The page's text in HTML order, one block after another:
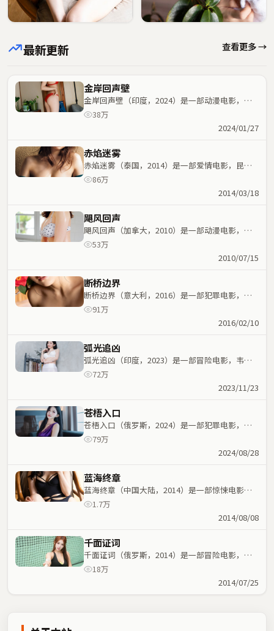
最新更新 查看更多 →
金岸回声壁
金岸回声壁（印度，2024）是一部动漫电影，北
野武执导，张译、咏梅等主演；动漫元素与人物命
38万
2024/01/27
赤焰迷雾
赤焰迷雾（泰国，2014）是一部爱情电影，昆汀
·塔伦蒂诺执导，肖战、张曼玉等主演；爱情元素
86万
2014/03/18
飓风回声
飓风回声（加拿大，2010）是一部动漫电影，文
牧野执导，马丽、蕾雅·赛杜等主演；动漫元素与
53万
2010/07/15
断桥边界
断桥边界（意大利，2016）是一部犯罪电影，陈
可辛执导，奥黛丽·塔图、咏梅等主演；犯罪元素
91万
2016/02/10
弧光追凶
弧光追凶（印度，2023）是一部冒险电影，韦斯
·安德森执导，肖战、张曼玉等主演；冒险元素与
72万
2023/11/23
苍梧入口
苍梧入口（俄罗斯，2024）是一部犯罪电影，林
超贤执导，孙艺珍、刘亦菲等主演；犯罪元素与人
79万
2024/08/28
蓝海终章
蓝海终章（中国大陆，2014）是一部惊悚电影，
马丁·斯科塞斯执导，周星驰、蕾雅·赛杜等主
演；惊悚元素与人物命运紧密交织，节奏紧凑。
1.7万
2014/08/08
千面证词
千面证词（俄罗斯，2014）是一部冒险电影，杨
德昌执导，吴京、咏梅等主演；冒险元素与人物命
18万
2014/07/25